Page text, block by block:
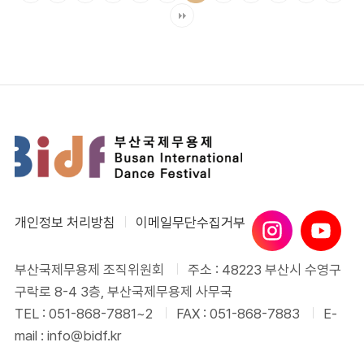
개인정보 처리방침 이메일무단수집거부
부산국제무용제 조직위원회
주소 : 48223 부산시 수영구
구락로 8-4 3층, 부산국제무용제 사무국
TEL : 051-868-7881~2
FAX : 051-868-7883
E-
mail : info@bidf.kr